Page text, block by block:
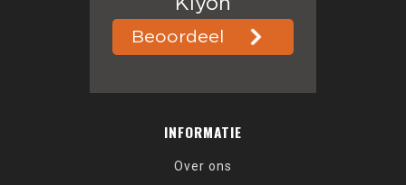
INFORMATIE
Over ons